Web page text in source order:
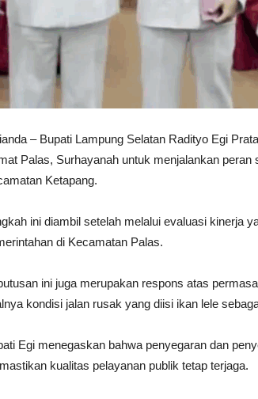
– Bupati Lampung Selatan Radityo Egi
Palas, Surhayanah untuk menjalankan
Ketapang.
ini diambil setelah melalui evaluasi kinerja
di Kecamatan Palas.
ini juga merupakan respons atas
kondisi jalan rusak yang diisi ikan lele
Egi menegaskan bahwa penyegaran dan
kualitas pelayanan publik tetap terjaga.